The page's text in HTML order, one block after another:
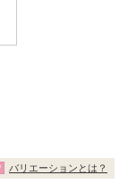
バリエーションとは？